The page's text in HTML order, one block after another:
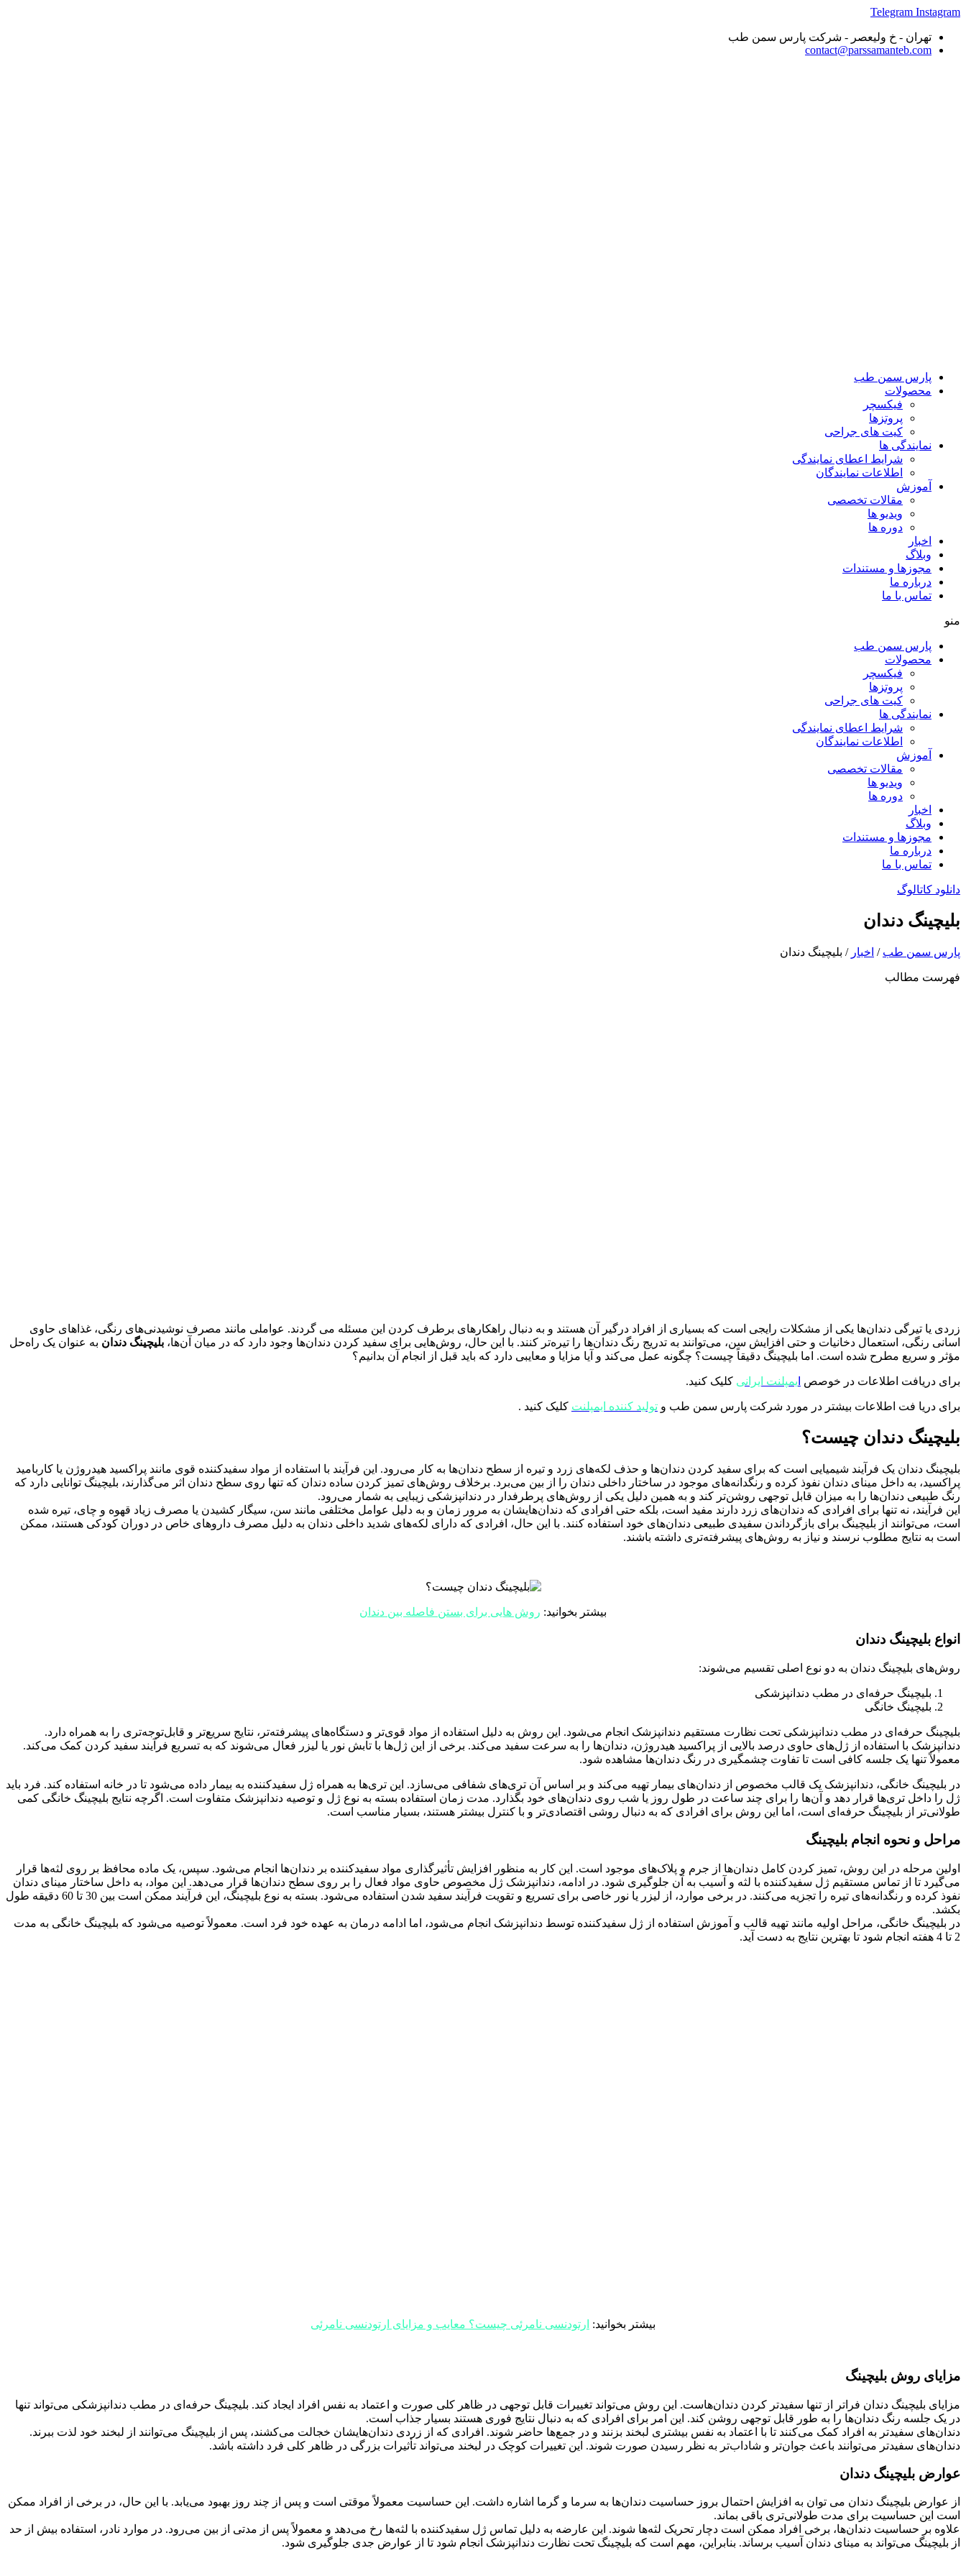
پرش
محتوا
Telegram Instagram
تهران - خ ولیعصر - شرکت پارس سمن طب
contact@parssamanteb.com
پارس سمن طب
محصولات
فیکسچر
پروتزها
کیت های جراحی
نمایندگی ها
شرایط اعطای نمایندگی
اطلاعات نمایندگان
آموزش
مقالات تخصصی
ویدیو ها
دوره ها
اخبار
وبلاگ
مجوزها و مستندات
درباره ما
تماس با ما
منو
پارس سمن طب
محصولات
فیکسچر
پروتزها
کیت های جراحی
نمایندگی ها
شرایط اعطای نمایندگی
اطلاعات نمایندگان
آموزش
مقالات تخصصی
ویدیو ها
دوره ها
اخبار
وبلاگ
مجوزها و مستندات
درباره ما
تماس با ما
دانلود کاتالوگ
بلیچینگ دندان
پارس سمن طب / اخبار / بلیچینگ دندان
فهرست مطالب
زردی یا تیرگی دندان‌ها یکی از مشکلات رایجی است که بسیاری از افراد درگیر آن هستند و به دنبال راهکارهای برطرف کردن این مسئله می گردند. عواملی مانند مصرف نوشیدنی‌های رنگی، غذاهای حاوی
اسانی رنگی، استعمال دخانیات و حتی افزایش سن، می‌توانند به تدریج رنگ دندان‌ها را تیره‌تر کنند. با این حال، روش‌هایی برای سفید کردن دندان‌ها وجود دارد که در میان آن‌ها، بلیچینگ دندان به عنوان یک راه‌حل
مؤثر و سریع مطرح شده است. اما بلیچینگ دقیقاً چیست؟ چگونه عمل می‌کند و آیا مزایا و معایبی دارد که باید قبل از انجام آن بدانیم؟
برای دریافت اطلاعات در خوصص یمپلنت ایرانی کلیک کنید.
برای دریا فت اطلاعات بیشتر در مورد شرکت پارس سمن طب و تولید کننده ایمپلنت کلیک کنید .
بلیچینگ دندان چیست؟
بلیچینگ دندان یک فرآیند شیمیایی است که برای سفید کردن دندان‌ها و حذف لکه‌های زرد و تیره از سطح دندان‌ها به کار می‌رود. این فرآیند با استفاده از مواد سفیدکننده قوی مانند پراکسید هیدروژن یا کاربامید
پراکسید، به داخل مینای دندان نفوذ کرده و رنگدانه‌های موجود در ساختار داخلی دندان را از بین می‌برد. برخلاف روش‌های تمیز کردن ساده دندان که تنها روی سطح دندان اثر می‌گذارند، بلیچینگ توانایی دارد که
رنگ طبیعی دندان‌ها را به میزان قابل توجهی روشن‌تر کند و به همین دلیل یکی از روش‌های پرطرفدار در دندانپزشکی زیبایی به شمار می‌رود.
این فرآیند، نه تنها برای افرادی که دندان‌های زرد دارند مفید است، بلکه حتی افرادی که دندان‌هایشان به مرور زمان و به دلیل عوامل مختلفی مانند سن، سیگار کشیدن یا مصرف زیاد قهوه و چای، تیره شده
است، می‌توانند از بلیچینگ برای بازگرداندن سفیدی طبیعی دندان‌های خود استفاده کنند. با این حال، افرادی که دارای لکه‌های شدید داخلی دندان به دلیل مصرف داروهای خاص در دوران کودکی هستند، ممکن
است به نتایج مطلوب نرسند و نیاز به روش‌های پیشرفته‌تری داشته باشند.
بیشتر بخوانید: روش هایی برای بستن فاصله بین دندان
انواع بلیچینگ دندان
روش‌های بلیچینگ دندان به دو نوع اصلی تقسیم می‌شوند:
بلیچینگ حرفه‌ای در مطب دندانپزشکی
بلیچینگ خانگی
بلیچینگ حرفه‌ای در مطب دندانپزشکی تحت نظارت مستقیم دندانپزشک انجام می‌شود. این روش به دلیل استفاده از مواد قوی‌تر و دستگاه‌های پیشرفته‌تر، نتایج سریع‌تر و قابل‌توجه‌تری را به همراه دارد.
دندانپزشک با استفاده از ژل‌های حاوی درصد بالایی از پراکسید هیدروژن، دندان‌ها را به سرعت سفید می‌کند. برخی از این ژل‌ها با تابش نور یا لیزر فعال می‌شوند که به تسریع فرآیند سفید کردن کمک می‌کند.
معمولاً تنها یک جلسه کافی است تا تفاوت چشمگیری در رنگ دندان‌ها مشاهده شود.
در بلیچینگ خانگی، دندانپزشک یک قالب مخصوص از دندان‌های بیمار تهیه می‌کند و بر اساس آن تری‌های شفافی می‌سازد. این تری‌ها به همراه ژل سفیدکننده به بیمار داده می‌شود تا در خانه استفاده کند. فرد باید
ژل را داخل تری‌ها قرار دهد و آن‌ها را برای چند ساعت در طول روز یا شب روی دندان‌های خود بگذارد. مدت زمان استفاده بسته به نوع ژل و توصیه دندانپزشک متفاوت است. اگرچه نتایج بلیچینگ خانگی کمی
طولانی‌تر از بلیچینگ حرفه‌ای است، اما این روش برای افرادی که به دنبال روشی اقتصادی‌تر و با کنترل بیشتر هستند، بسیار مناسب است.
مراحل و نحوه انجام بلیچینگ
اولین مرحله در این روش، تمیز کردن کامل دندان‌ها از جرم و پلاک‌های موجود است. این کار به منظور افزایش تأثیرگذاری مواد سفیدکننده بر دندان‌ها انجام می‌شود. سپس، یک ماده محافظ بر روی لثه‌ها قرار
می‌گیرد تا از تماس مستقیم ژل سفیدکننده با لثه و آسیب به آن جلوگیری شود. در ادامه، دندانپزشک ژل مخصوص حاوی مواد فعال را بر روی سطح دندان‌ها قرار می‌دهد. این مواد، به داخل ساختار مینای دندان
نفوذ کرده و رنگدانه‌های تیره را تجزیه می‌کنند. در برخی موارد، از لیزر یا نور خاصی برای تسریع و تقویت فرآیند سفید شدن استفاده می‌شود. بسته به نوع بلیچینگ، این فرآیند ممکن است بین 30 تا 60 دقیقه طول
بکشد.
در بلیچینگ خانگی، مراحل اولیه مانند تهیه قالب و آموزش استفاده از ژل سفیدکننده توسط دندانپزشک انجام می‌شود، اما ادامه درمان به عهده خود فرد است. معمولاً توصیه می‌شود که بلیچینگ خانگی به مدت
2 تا 4 هفته انجام شود تا بهترین نتایج به دست آید.
بیشتر بخوانید: ارتودنسی نامرئی چیست؟ معایب و مزایای ارتودنسی نامرئی
مزایای روش بلیچینگ
مزایای بلیچینگ دندان فراتر از تنها سفیدتر کردن دندان‌هاست. این روش می‌تواند تغییرات قابل توجهی در ظاهر کلی صورت و اعتماد به نفس افراد ایجاد کند. بلیچینگ حرفه‌ای در مطب دندانپزشکی می‌تواند تنها
در یک جلسه رنگ دندان‌ها را به طور قابل توجهی روشن کند. این امر برای افرادی که به دنبال نتایج فوری هستند بسیار جذاب است.
دندان‌های سفیدتر به افراد کمک می‌کنند تا با اعتماد به نفس بیشتری لبخند بزنند و در جمع‌ها حاضر شوند. افرادی که از زردی دندان‌هایشان خجالت می‌کشند، پس از بلیچینگ می‌توانند از لبخند خود لذت ببرند.
دندان‌های سفیدتر می‌توانند باعث جوان‌تر و شاداب‌تر به نظر رسیدن صورت شوند. این تغییرات کوچک در لبخند می‌تواند تأثیرات بزرگی در ظاهر کلی فرد داشته باشد.
عوارض بلیچینگ دندان
از عوارض بلیچینگ دندان می توان به افزایش احتمال بروز حساسیت دندان‌ها به سرما و گرما اشاره داشت. این حساسیت معمولاً موقتی است و پس از چند روز بهبود می‌یابد. با این حال، در برخی از افراد ممکن
است این حساسیت برای مدت طولانی‌تری باقی بماند.
علاوه بر حساسیت دندان‌ها، برخی افراد ممکن است دچار تحریک لثه‌ها شوند. این عارضه به دلیل تماس ژل سفیدکننده با لثه‌ها رخ می‌دهد و معمولاً پس از مدتی از بین می‌رود. در موارد نادر، استفاده بیش از حد
از بلیچینگ می‌تواند به مینای دندان آسیب برساند. بنابراین، مهم است که بلیچینگ تحت نظارت دندانپزشک انجام شود تا از عوارض جدی جلوگیری شود.